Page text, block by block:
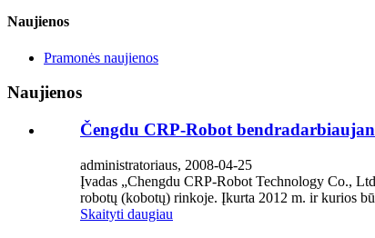
Naujienos
Pramonės naujienos
Naujienos
Čengdu CRP-Robot
administratoriaus, 2008-04-25
Įvadas „Chengdu CRP-Robot Technology Co.,
robotų (kobotų) rinkoje. Įkurta 2012 m. ir kurios
Skaityti daugiau